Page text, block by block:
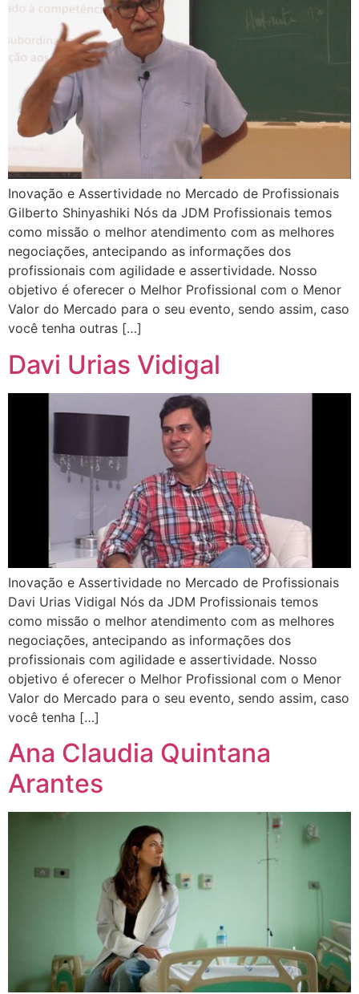
Inovação e Assertividade no Mercado de Profissionais
Gilberto Shinyashiki Nós da JDM Profissionais temos
como missão o melhor atendimento com as melhores
negociações, antecipando as informações dos
profissionais com agilidade e assertividade. Nosso
objetivo é oferecer o Melhor Profissional com o Menor
Valor do Mercado para o seu evento, sendo assim, caso
você tenha outras […]
Davi Urias Vidigal
Inovação e Assertividade no Mercado de Profissionais
Davi Urias Vidigal Nós da JDM Profissionais temos
como missão o melhor atendimento com as melhores
negociações, antecipando as informações dos
profissionais com agilidade e assertividade. Nosso
objetivo é oferecer o Melhor Profissional com o Menor
Valor do Mercado para o seu evento, sendo assim, caso
você tenha […]
Ana Claudia Quintana
Arantes